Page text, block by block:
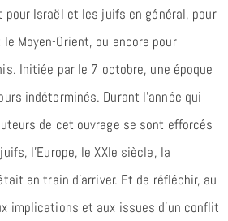
Israël et les juifs en général, pour
Moyen-Orient, ou encore pour
Initiée par le 7 octobre, une époque
indéterminés. Durant l’année qui
de cet ouvrage se sont efforcés
l’Europe, le XXIe siècle, la
en train d’arriver. Et de réfléchir, au
implications et aux issues d’un conflit